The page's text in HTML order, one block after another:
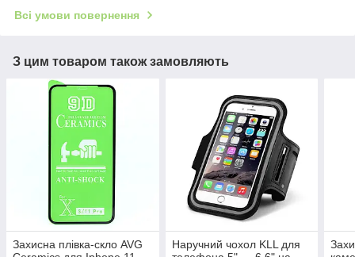
Всі умови повернення
З цим товаром також замовляють
Захисна плівка-скло AVG
Наручний чохол KLL для